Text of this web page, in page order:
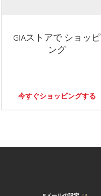
GIAストアで ショッピ
ング
今すぐショッピングする